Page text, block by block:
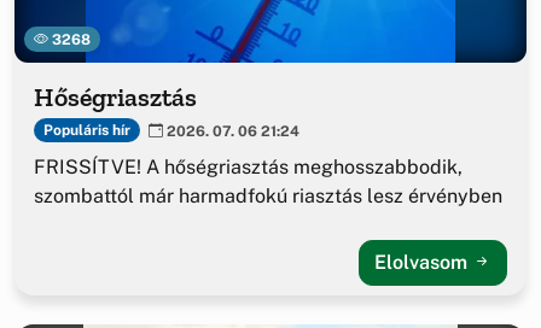
3268
Hőségriasztás
Populáris hír 2026. 07. 06 21:24
FRISSÍTVE! A hőségriasztás meghosszabbodik,
szombattól már harmadfokú riasztás lesz érvényben
Elolvasom